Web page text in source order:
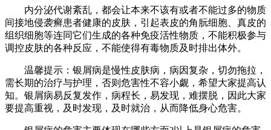
内分泌代谢紊乱，都会让本来不该有或者不能过多的物质
间接地侵袭癣患者健康的皮肤，引起表皮的角朊细胞、真皮的
组织细胞等连同它们生成的各种免疫活性物质，不能积极参与
调控皮肤的各种反应，不能使得有毒物质及时排出体外。
温馨提示：银屑病是慢性皮肤病，病因复杂，切勿拖拉，
需长期的治疗与护理，否则危害性不容小觑，希望大家提高认
知。银屑病易反复发作，病程长，易发现，难摆脱，因此大家
要提高重视，及时发现，及时就治，从而降低身心危害。